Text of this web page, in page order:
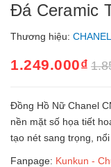
Đá Ceramic
Thương hiệu: CHANEL
1.249.000₫
Đồng Hồ Nữ Chanel
nền mặt số họa tiết
tạo nét sang trọng, nổi
Fanpage: Kunkun -